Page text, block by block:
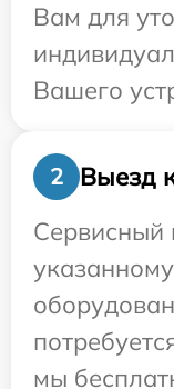
Вам для
Вашего
2
Выезд
Сервисный
мы